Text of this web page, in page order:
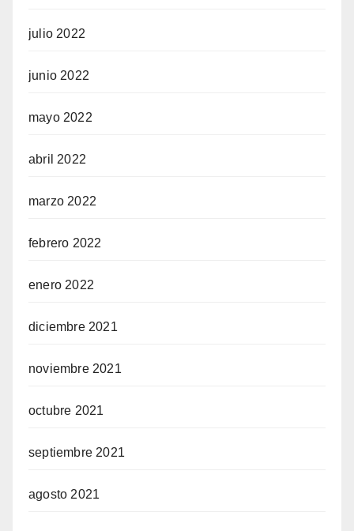
julio 2022
junio 2022
mayo 2022
abril 2022
marzo 2022
febrero 2022
enero 2022
diciembre 2021
noviembre 2021
octubre 2021
septiembre 2021
agosto 2021